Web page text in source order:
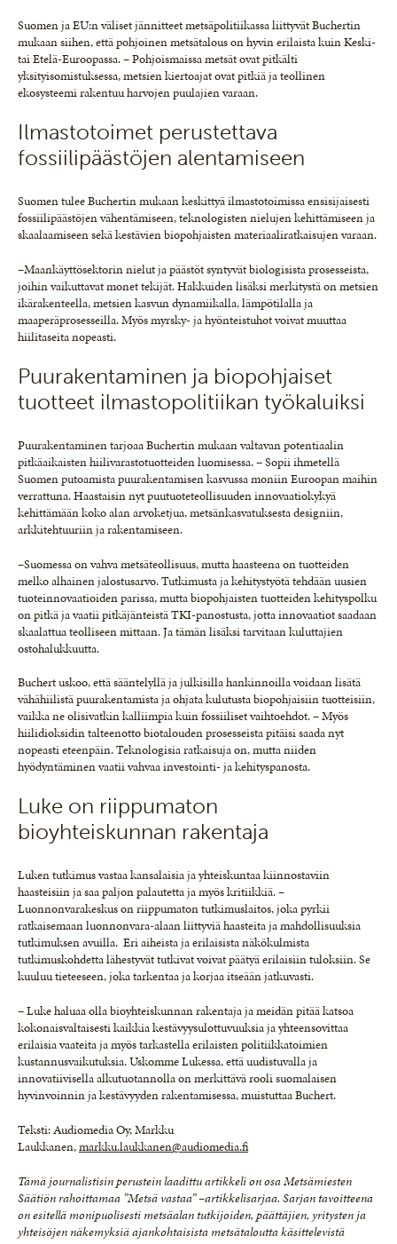
Suomen ja EU:n väliset jännitteet metsäpolitiikassa liittyvät Buchertin
mukaan siihen, että pohjoinen metsätalous on hyvin erilaista kuin Keski-
tai Etelä-Euroopassa. – Pohjoismaissa metsät ovat pitkälti
yksityisomistuksessa, metsien kiertoajat ovat pitkiä ja teollinen
ekosysteemi rakentuu harvojen puulajien varaan.
Ilmastotoimet perustettava
fossiilipäästöjen alentamiseen
Suomen tulee Buchertin mukaan keskittyä ilmastotoimissa ensisijaisesti
fossiilipäästöjen vähentämiseen, teknologisten nielujen kehittämiseen ja
skaalaamiseen sekä kestävien biopohjaisten materiaaliratkaisujen varaan.
–Maankäyttösektorin nielut ja päästöt syntyvät biologisista prosesseista,
joihin vaikuttavat monet tekijät. Hakkuiden lisäksi merkitystä on metsien
ikärakenteella, metsien kasvun dynamiikalla, lämpötilalla ja
maaperäprosesseilla. Myös myrsky- ja hyönteistuhot voivat muuttaa
hiilitaseita nopeasti.
Puurakentaminen ja biopohjaiset
tuotteet ilmastopolitiikan työkaluiksi
Puurakentaminen tarjoaa Buchertin mukaan valtavan potentiaalin
pitkäaikaisten hiilivarastotuotteiden luomisessa. – Sopii ihmetellä
Suomen putoamista puurakentamisen kasvussa moniin Euroopan maihin
verrattuna. Haastaisin nyt puutuoteteollisuuden innovaatiokykyä
kehittämään koko alan arvoketjua, metsänkasvatuksesta designiin,
arkkitehtuuriin ja rakentamiseen.
–Suomessa on vahva metsäteollisuus, mutta haasteena on tuotteiden
melko alhainen jalostusarvo. Tutkimusta ja kehitystyötä tehdään uusien
tuoteinnovaatioiden parissa, mutta biopohjaisten tuotteiden kehityspolku
on pitkä ja vaatii pitkäjänteistä TKI-panostusta, jotta innovaatiot saadaan
skaalattua teolliseen mittaan. Ja tämän lisäksi tarvitaan kuluttajien
ostohalukkuutta.
Buchert uskoo, että sääntelyllä ja julkisilla hankinnoilla voidaan lisätä
vähähiilistä puurakentamista ja ohjata kulutusta biopohjaisiin tuotteisiin,
vaikka ne olisivatkin kalliimpia kuin fossiiliset vaihtoehdot. – Myös
hiilidioksidin talteenotto biotalouden prosesseista pitäisi saada nyt
nopeasti eteenpäin. Teknologisia ratkaisuja on, mutta niiden
hyödyntäminen vaatii vahvaa investointi- ja kehityspanosta.
Luke on riippumaton
bioyhteiskunnan rakentaja
Luken tutkimus vastaa kansalaisia ja yhteiskuntaa kiinnostaviin
haasteisiin ja saa paljon palautetta ja myös kritiikkiä. –
Luonnonvarakeskus on riippumaton tutkimuslaitos, joka pyrkii
ratkaisemaan luonnonvara-alaan liittyviä haasteita ja mahdollisuuksia
tutkimuksen avuilla. Eri aiheista ja erilaisista näkökulmista
tutkimuskohdetta lähestyvät tutkivat voivat päätyä erilaisiin tuloksiin. Se
kuuluu tieteeseen, joka tarkentaa ja korjaa itseään jatkuvasti.
– Luke haluaa olla bioyhteiskunnan rakentaja ja meidän pitää katsoa
kokonaisvaltaisesti kaikkia kestävyysulottuvuuksia ja yhteensovittaa
erilaisia vaateita ja myös tarkastella erilaisten politiikkatoimien
kustannusvaikutuksia. Uskomme Lukessa, että uudistuvalla ja
innovatiivisella alkutuotannolla on merkittävä rooli suomalaisen
hyvinvoinnin ja kestävyyden rakentamisessa, muistuttaa Buchert.
Teksti: Audiomedia Oy, Markku
Laukkanen,markku.laukkanen@audiomedia.fi
Tämä journalistisin perustein laadittu artikkeli on osa Metsämiesten
Säätiön rahoittamaa ”Metsä vastaa” –artikkelisarjaa. Sarjan tavoitteena
on esitellä monipuolisesti metsäalan tutkijoiden, päättäjien, yritysten ja
yhteisöjen näkemyksiä ajankohtaisista metsätaloutta käsittelevistä